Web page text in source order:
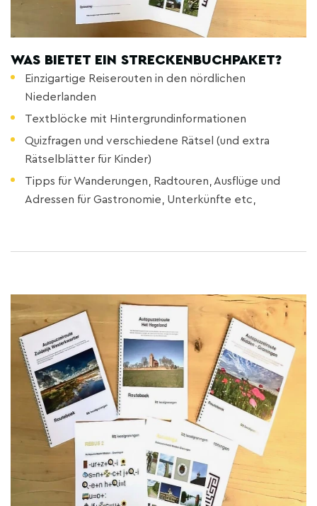
WAS BIETET EIN STRECKENBUCHPAKET?
Einzigartige Reiserouten in den nördlichen
Niederlanden
Textblöcke mit Hintergrundinformationen
Quizfragen und verschiedene Rätsel (und extra
Rätselblätter für Kinder)
Tipps für Wanderungen, Radtouren, Ausflüge und
Adressen für Gastronomie, Unterkünfte etc,